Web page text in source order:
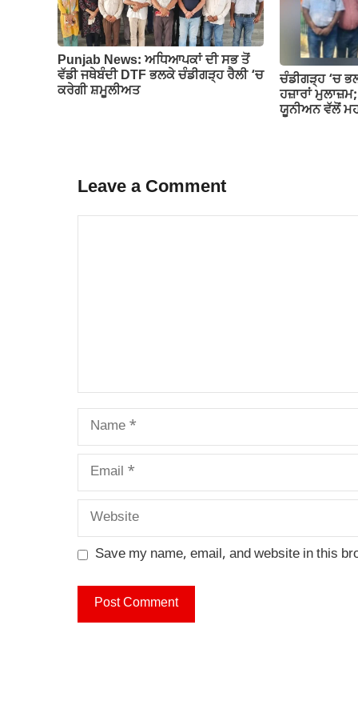
Punjab News: ਅਧਿਆਪਕਾਂ ਦੀ ਸਭ ਤੋਂ
ਵੱਡੀ ਜਥੇਬੰਦੀ DTF ਭਲਕੇ ਚੰਡੀਗੜ੍ਹ ਰੈਲੀ ‘ਚ
ਕਰੇਗੀ ਸ਼ਮੂਲੀਅਤ
ਚੰਡੀਗੜ੍ਹ ‘ਚ
ਹਜ਼ਾਰਾਂ
ਯੂਨੀਅਨ ਵੱਲੋਂ
Leave a Comment
Name
Email
Website
Save my name, email, and website in this